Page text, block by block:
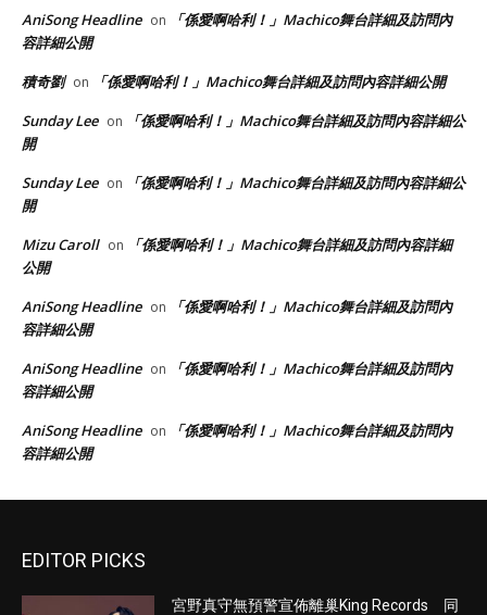
AniSong Headline on
「係愛啊哈利！」Machico舞台詳細及訪問內
容詳細公開
積奇劉 on
「係愛啊哈利！」Machico舞台詳細及訪問內容詳細公開
Sunday Lee on
「係愛啊哈利！」Machico舞台詳細及訪問內容詳細公
開
Sunday Lee on
「係愛啊哈利！」Machico舞台詳細及訪問內容詳細公
開
Mizu Caroll on
「係愛啊哈利！」Machico舞台詳細及訪問內容詳細
公開
AniSong Headline on
「係愛啊哈利！」Machico舞台詳細及訪問內
容詳細公開
AniSong Headline on
「係愛啊哈利！」Machico舞台詳細及訪問內
容詳細公開
AniSong Headline on
「係愛啊哈利！」Machico舞台詳細及訪問內
容詳細公開
EDITOR PICKS
宮野真守無預警宣佈離巢King Records 同